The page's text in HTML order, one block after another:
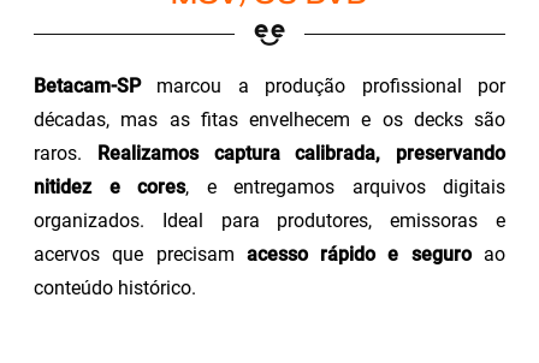
Betacam-SPmarcou a produção profissional por
décadas, mas as fitas envelhecem e os decks são
raros.
Realizamos captura calibrada, preservando
nitidez e cores, e entregamos arquivos digitais
organizados. Ideal para produtores, emissoras e
acervos que precisam acesso rápido e seguroao
conteúdo histórico.